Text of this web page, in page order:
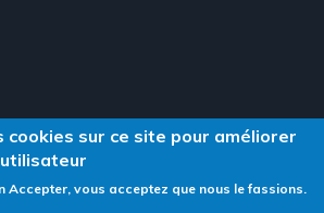
Luxembourg - Neweb Creations
cookies sur ce site pour améliorer
Accepter, vous acceptez que nous le fassions.